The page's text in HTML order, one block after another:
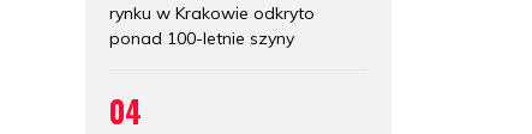
rynku w Krakowie odkryto
ponad 100-letnie szyny
04